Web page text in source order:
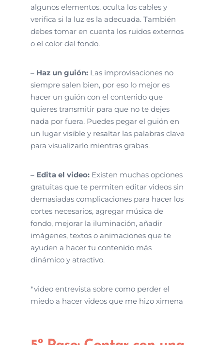
algunos elementos, oculta los cables y
verifica si la luz es la adecuada. También
debes tomar en cuenta los ruidos externos
o el color del fondo.
– Haz un guión:Las improvisaciones no
siempre salen bien, por eso lo mejor es
hacer un guión con el contenido que
quieres transmitir para que no te dejes
nada por fuera. Puedes pegar el guión en
un lugar visible y resaltar las palabras clave
para visualizarlo mientras grabas.
– Edita el video:Existen muchas opciones
gratuitas que te permiten editar videos sin
demasiadas complicaciones para hacer los
cortes necesarios, agregar música de
fondo, mejorar la iluminación, añadir
imágenes, textos o animaciones que te
ayuden a hacer tu contenido más
dinámico y atractivo.
*video entrevista sobre como perder el
miedo a hacer videos que me hizo ximena